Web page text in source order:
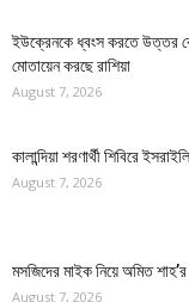
ইউক্রেনকে ধ্বংস করতে উত্তর
মোতায়েন করছে রাশিয়া
August 7, 2026
কালান্দিয়া শরণার্থী শিবিরে
August 7, 2026
মসজিদের মাইক নিয়ে অমিত
August 7, 2026